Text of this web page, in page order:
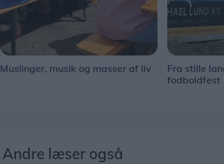
Muslinger, musik og masser af liv
Fra stille
fodboldfest
Andre læser også